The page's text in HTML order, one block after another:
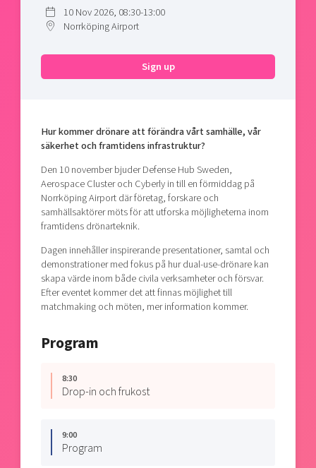
Shaping cities and regions
Current offers and activities
Upscaling
Startup & industry collaboration
Offers to boost your business
Funding opportunities
Our community of companies
Projects
Publications
Project toolbox
Our clusters
Reach out to us
Locations
Today's lunch in Mjärdevi
10 Nov 2026, 08:30-13:00
Norrköping Airport
Sign up
Hur kommer drönare att förändra vårt samhälle, vår
säkerhet och framtidens infrastruktur?
Den 10 november bjuder Defense Hub Sweden,
Aerospace Cluster och Cyberly in till en förmiddag på
Norrköping Airport där företag, forskare och
samhällsaktörer möts för att utforska möjligheterna inom
framtidens drönarteknik.
Dagen innehåller inspirerande presentationer, samtal och
demonstrationer med fokus på hur dual-use-drönare kan
skapa värde inom både civila verksamheter och försvar.
Efter eventet kommer det att finnas möjlighet till
matchmaking och möten, mer information kommer.
Program
8:30
Drop-in och frukost
9:00
Program